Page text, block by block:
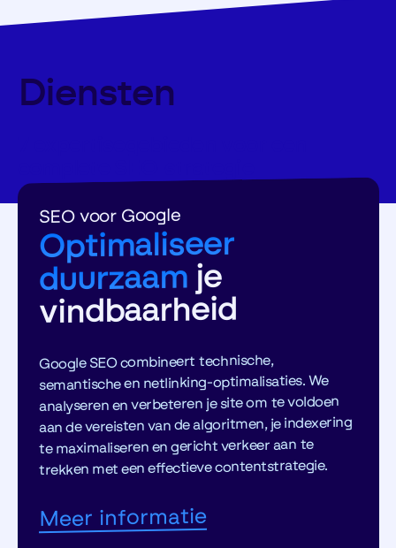
Diensten
SEO voor Google
Optimaliseer
duurzaam je
vindbaarheid
Google SEO combineert technische,
semantische en netlinking-optimalisaties. We
analyseren en verbeteren je site om te voldoen
aan de vereisten van de algoritmen, je indexering
te maximaliseren en gericht verkeer aan te
trekken met een effectieve contentstrategie.
Meer informatie